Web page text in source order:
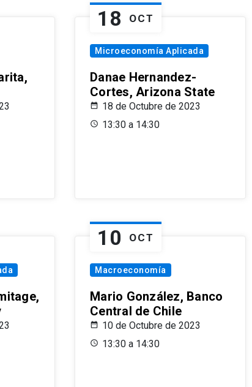
18 OCT
Microeconomía Aplicada
Danae Hernandez-
Cortes, Arizona State
18 de Octubre de 2023
13:30 a 14:30
10 OCT
Macroeconomía
Mario González, Banco
Central de Chile
10 de Octubre de 2023
13:30 a 14:30